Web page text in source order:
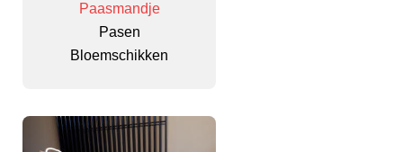
Paasmandje
Pasen
Bloemschikken